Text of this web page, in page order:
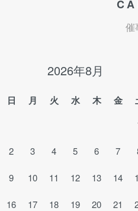
催
2026年8月
日 月 火 水 木 金
2 3 4 5 6 7
9 10 11 12 13 14
16 17 18 19 20 21